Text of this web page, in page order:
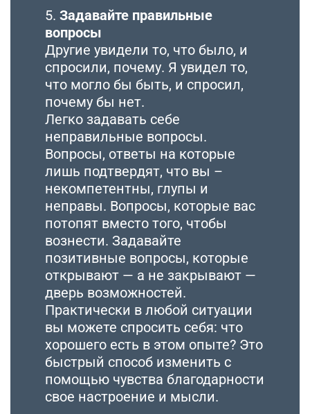
5. Задавайте правильные
вопросы
Другие увидели то, что было, и
спросили, почему. Я увидел то,
что могло бы быть, и спросил,
почему бы нет.
Легко задавать себе
неправильные вопросы.
Вопросы, ответы на которые
лишь подтвердят, что вы –
некомпетентны, глупы и
неправы. Вопросы, которые вас
потопят вместо того, чтобы
вознести. Задавайте
позитивные вопросы, которые
открывают — а не закрывают —
дверь возможностей.
Практически в любой ситуации
вы можете спросить себя: что
хорошего есть в этом опыте? Это
быстрый способ изменить с
помощью чувства благодарности
свое настроение и мысли.